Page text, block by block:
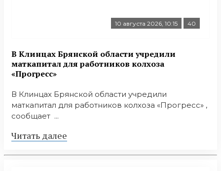
10 августа 2026, 10:15 40
В Клинцах Брянской области учредили
маткапитал для работников колхоза
«Прогресс»
В Клинцах Брянской области учредили
маткапитал для работников колхоза «Прогресс» ,
сообщает ...
Читать далее